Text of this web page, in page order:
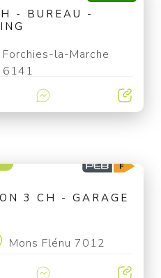
- BUREAU -
Forchies-la-Marche
6141
3 CH - GARAGE
Mons Flénu 7012